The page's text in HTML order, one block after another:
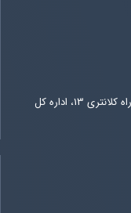
آدرس : گرگان، خیابان شهید رجایی، چهارراه کلانتری 13، اداره کل